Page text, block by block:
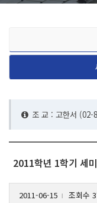
조 교 : 고한서 (02-
2011학년 1학기 세
2011-06-15 l 조회수